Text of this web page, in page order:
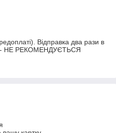
Відправка два рази в
- НЕ РЕКОМЕНДУЄТЬСЯ